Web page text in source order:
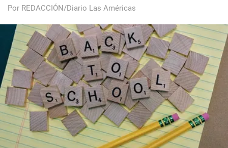
Por REDACCIÓN/Diario Las Américas